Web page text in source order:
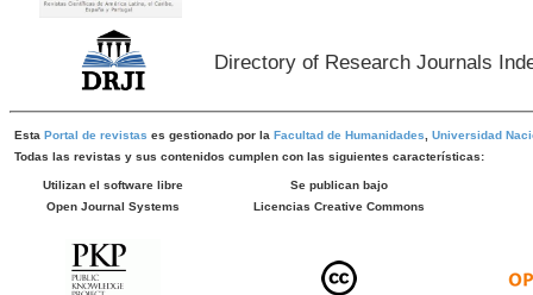
Directory of Research Journals
Esta Portal de revistas es gestionado por la Facultad de Humanidades
Universidad
Todas las revistas y sus contenidos cumplen con las siguientes características:
Utilizan el software libre
Open Journal Systems
Se publican bajo
Licencias Creative Commons